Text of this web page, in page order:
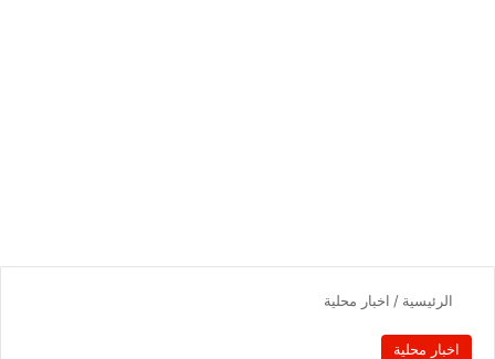
الرئيسية / اخبار محلية
اخبار محلية